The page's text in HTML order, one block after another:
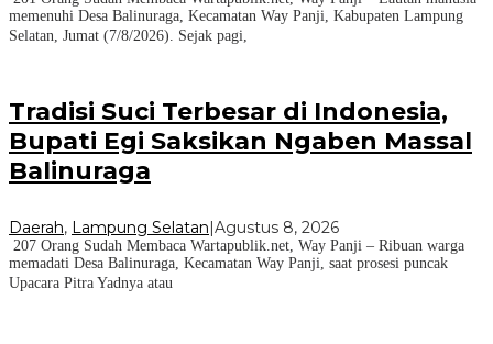
memenuhi Desa Balinuraga, Kecamatan Way Panji, Kabupaten Lampung
Selatan, Jumat (7/8/2026). Sejak pagi,
Tradisi Suci Terbesar di Indonesia,
Bupati Egi Saksikan Ngaben Massal
Balinuraga
Daerah, Lampung Selatan Agustus 8, 2026
207 Orang Sudah Membaca Wartapublik.net, Way Panji – Ribuan warga
memadati Desa Balinuraga, Kecamatan Way Panji, saat prosesi puncak
Upacara Pitra Yadnya atau